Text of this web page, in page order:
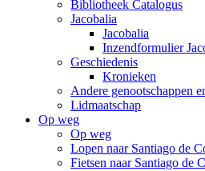
Bibliotheek Catalogus
Jacobalia
Jacobalia
Inzendformulier
Geschiedenis
Kronieken
Andere genootschappen
Lidmaatschap
Op weg
Op weg
Lopen naar Santiago de
Fietsen naar Santiago de